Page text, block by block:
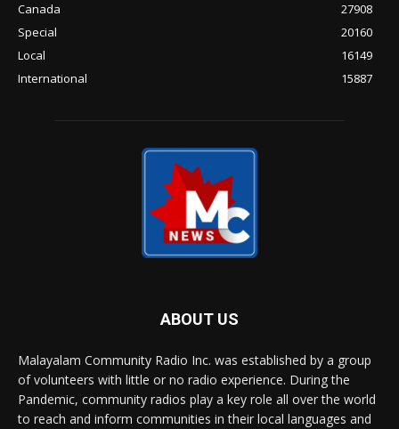
Canada
27908
Special
20160
Local
16149
International
15887
ABOUT US
Malayalam Community Radio Inc. was established by a group
of volunteers with little or no radio experience. During the
Pandemic, community radios play a key role all over the world
to reach and inform communities in their local languages and